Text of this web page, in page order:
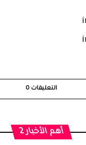
التعليقات 0
أهم الأخبار 2